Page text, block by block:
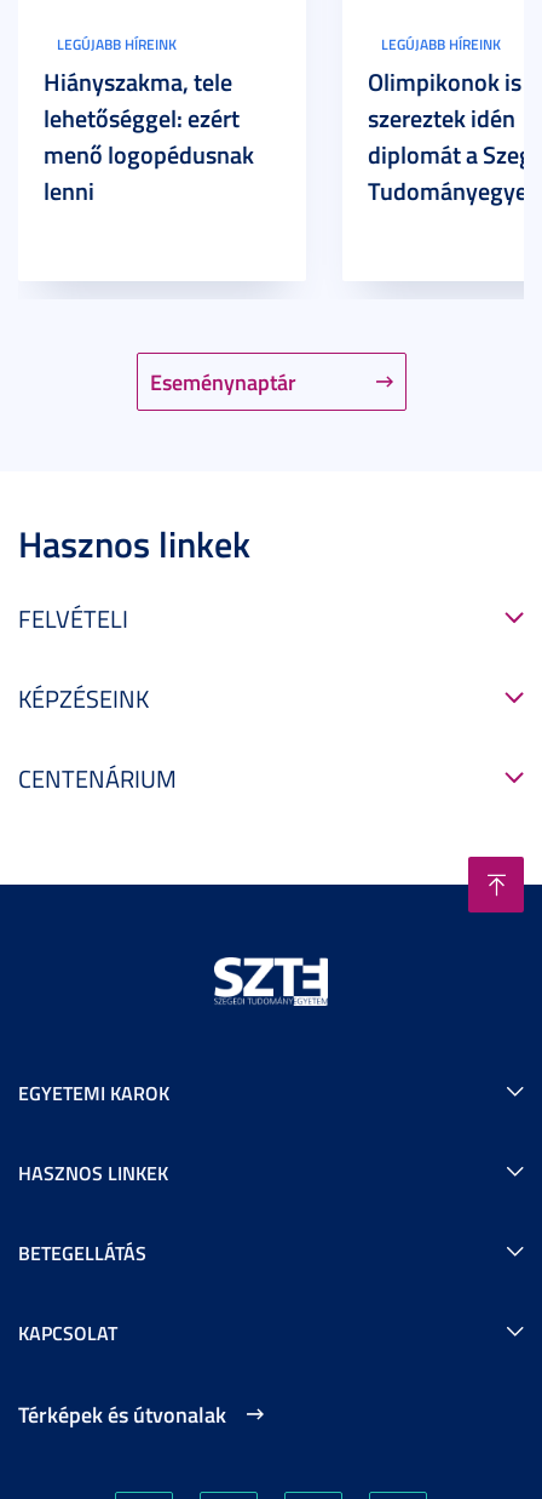
Eseménynaptár
LEGÚJABB HÍREINK
Hiányszakma, tele
lehetőséggel: ezért
menő logopédusnak
lenni
LEGÚJABB HÍREINK
Olimpikonok is
szereztek idén
diplomát a
Hasznos linkek
FELVÉTELI
KÉPZÉSEINK
CENTENÁRIUM
EGYETEMI KAROK
HASZNOS LINKEK
BETEGELLÁTÁS
KAPCSOLAT
Térképek és útvonalak